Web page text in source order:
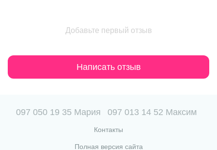
Добавьте первый отзыв
Написать отзыв
097 050 19 35 Мария 097 013 14 52 Максим
Контакты
Полная версия сайта